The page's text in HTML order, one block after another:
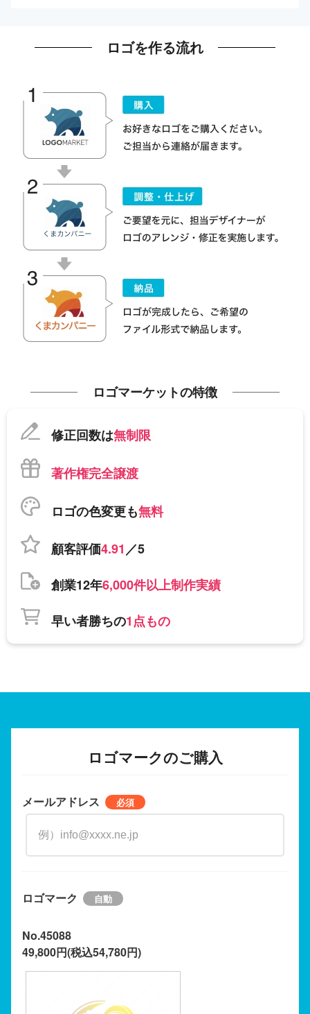
ロゴを作る流れ
ロゴマーケットの特徴
修正回数は無制限
著作権完全譲渡
ロゴの色変更も無料
顧客評価4.91／5
創業12年6,000件以上制作実績
早い者勝ちの1点もの
ロゴマークのご購入
メールアドレス
ロゴマーク
No.45088
49,800円(税込54,780円)